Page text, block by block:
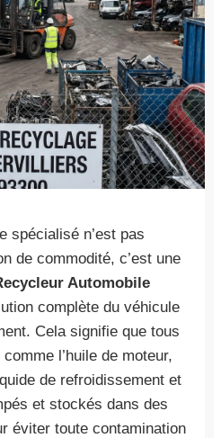
spécialisé n’est pas
de commodité, c’est une
Automobile
complète du véhicule
Cela signifie que tous
l’huile de moteur,
de refroidissement et
et stockés dans des
éviter toute contamination